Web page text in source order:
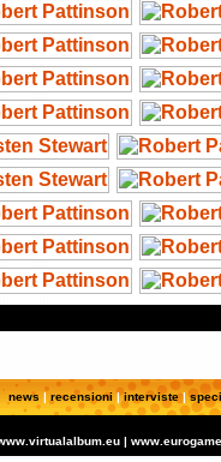
news | recensioni |interviste|
|